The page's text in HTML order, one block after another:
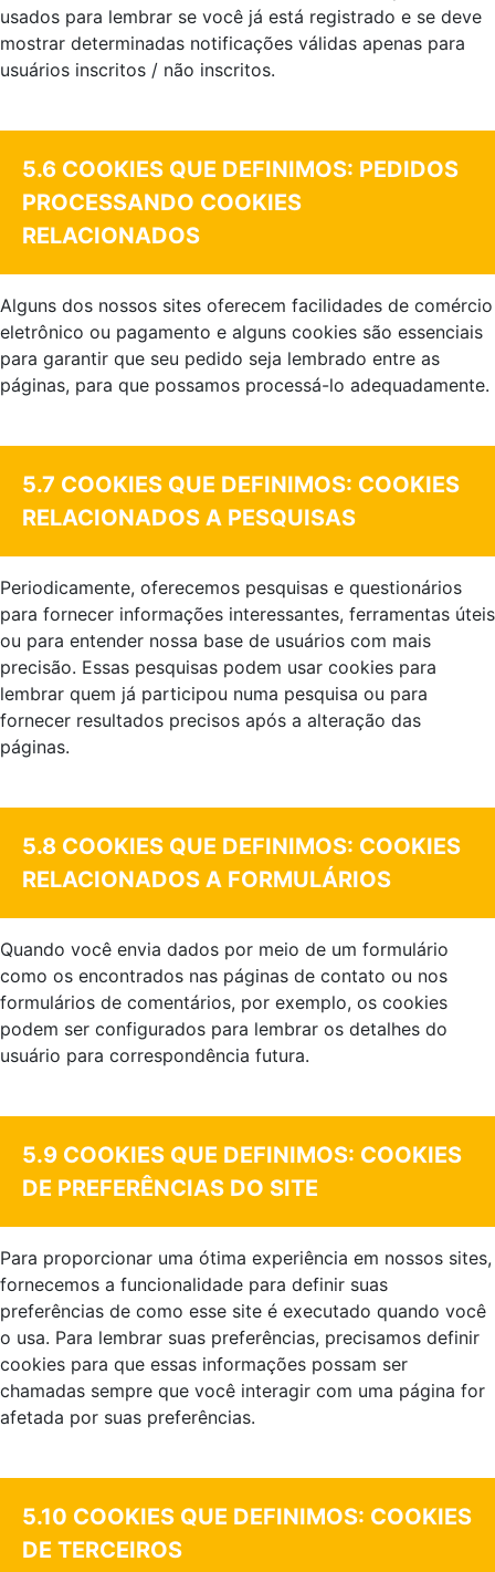
usados para lembrar se você já está registrado e se deve
mostrar determinadas notificações válidas apenas para
usuários inscritos / não inscritos.
5.6 COOKIES QUE DEFINIMOS: PEDIDOS
PROCESSANDO COOKIES
RELACIONADOS
Alguns dos nossos sites oferecem facilidades de comércio
eletrônico ou pagamento e alguns cookies são essenciais
para garantir que seu pedido seja lembrado entre as
páginas, para que possamos processá-lo adequadamente.
5.7 COOKIES QUE DEFINIMOS: COOKIES
RELACIONADOS A PESQUISAS
Periodicamente, oferecemos pesquisas e questionários
para fornecer informações interessantes, ferramentas úteis
ou para entender nossa base de usuários com mais
precisão. Essas pesquisas podem usar cookies para
lembrar quem já participou numa pesquisa ou para
fornecer resultados precisos após a alteração das
páginas.
5.8 COOKIES QUE DEFINIMOS: COOKIES
RELACIONADOS A FORMULÁRIOS
Quando você envia dados por meio de um formulário
como os encontrados nas páginas de contato ou nos
formulários de comentários, por exemplo, os cookies
podem ser configurados para lembrar os detalhes do
usuário para correspondência futura.
5.9 COOKIES QUE DEFINIMOS: COOKIES
DE PREFERÊNCIAS DO SITE
Para proporcionar uma ótima experiência em nossos sites,
fornecemos a funcionalidade para definir suas
preferências de como esse site é executado quando você
o usa. Para lembrar suas preferências, precisamos definir
cookies para que essas informações possam ser
chamadas sempre que você interagir com uma página for
afetada por suas preferências.
5.10 COOKIES QUE DEFINIMOS: COOKIES
DE TERCEIROS